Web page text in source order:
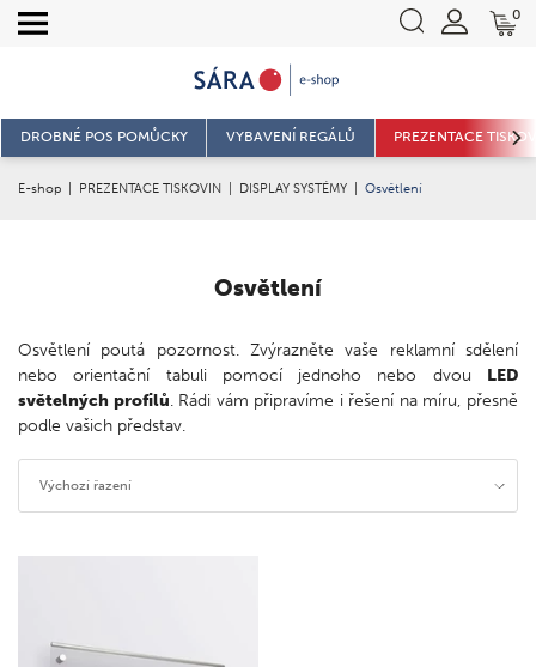
0
DROBNÉ POS POMŮCKY VYBAVENÍ REGÁLŮ PREZENTACE
E-shop PREZENTACE TISKOVIN DISPLAY SYSTÉMY Osvětlení
Osvětlení
Osvětlení poutá pozornost. Zvýrazněte vaše reklamní sdělení
nebo orientační tabuli pomocí jednoho nebo dvou LED
světelných profilů. Rádi vám připravíme i řešení na míru, přesně
podle vašich představ.
Výchozí řazení